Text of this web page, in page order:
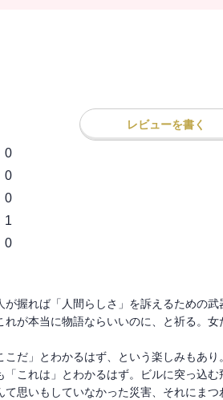
レビューを書く
0
0
0
1
0
握れば「人間らしさ」を訴えるための武
が本当に物語ならいいのに、と祈る。女
だ」とわかるはず、という楽しみもあり
これは」とわかるはず。ビルに突っ込む
思いもしていなかった災害、それにまつ